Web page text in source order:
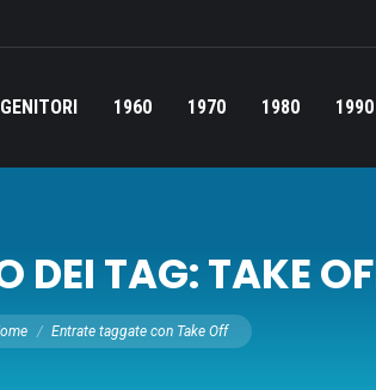
1960 1970 1980 1990
DEI TAG:TAKE
qui:
Entrate taggate con Take Off